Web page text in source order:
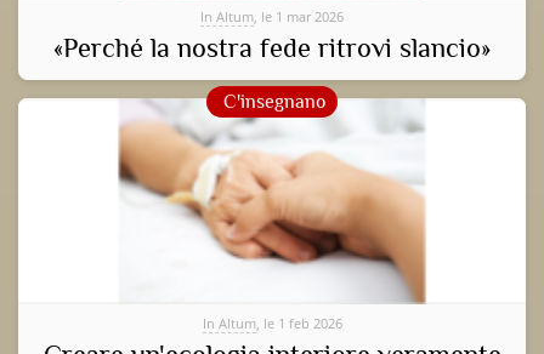
In Altum, le 1 mar 2026
«Perché la nostra fede ritrovi slancio»
C'insegnano
In Altum, le 1 feb 2026